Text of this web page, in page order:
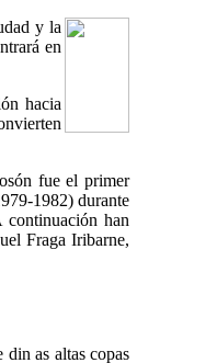
y la
en
hacia
fue el primer
1982) durante
han
Fraga Iribarne,
din as altas copas